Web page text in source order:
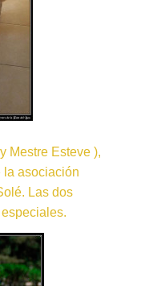
Mestre Esteve ),
la asociación
Las dos